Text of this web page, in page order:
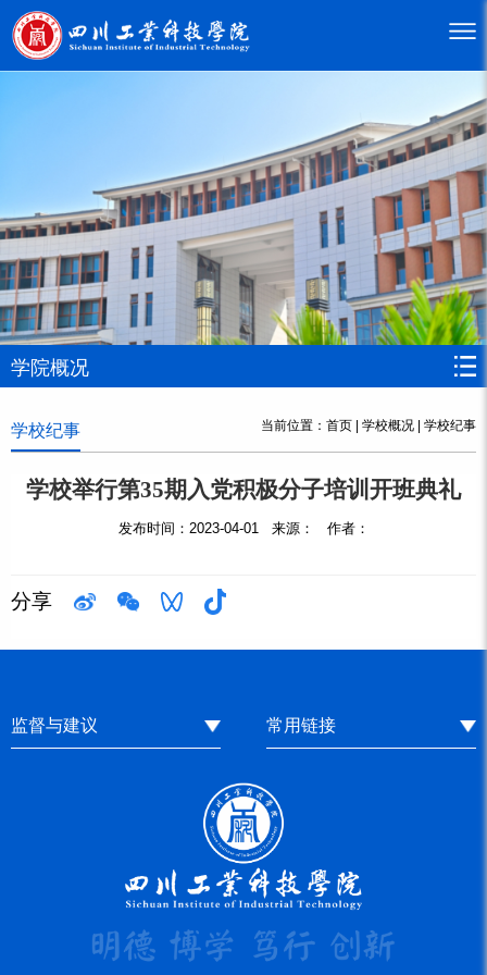
学院概况
学校纪事 当前位置： 首页 | 学校概况 | 学校纪事
学校举行第35期入党积极分子培训开班典礼
发布时间：2023-04-01 来源： 作者：
分享
监督与建议 常用链接